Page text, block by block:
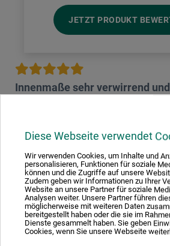
Diese Webseite verwendet
Wir verwenden Cookies, um Inhalte und
personalisieren, Funktionen für soziale
können und die Zugriffe auf unsere
Zudem geben wir Informationen zu Ihrer
Website an unsere Partner für soziale
Analysen weiter. Unsere Partner führen
möglicherweise mit weiteren Daten
bereitgestellt haben oder die sie im
Dienste gesammelt haben. Sie geben
Cookies, wenn Sie unsere Webseite
JETZT PRODUKT
Innenmaße sehr verwirrend
Die Passepartous an sich sind
vorgegeben sind,dann erscheint dort
Innenausschnitts gewisse
aus und geht in den Warenkorb,dann
gleichen Innenmaße.Dann bekam ich
Ware,die super verpackt war und auf
Passepartous steht das Innenmaß
es aber 11x16!!!!Für meine Kunst ist
Maße korrekt sind.Was mich noch